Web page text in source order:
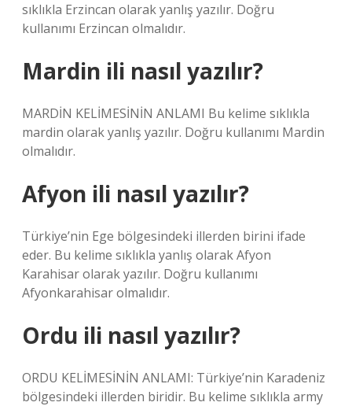
sıklıkla Erzincan olarak yanlış yazılır. Doğru
kullanımı Erzincan olmalıdır.
Mardin ili nasıl yazılır?
MARDİN KELİMESİNİN ANLAMI Bu kelime sıklıkla
mardin olarak yanlış yazılır. Doğru kullanımı Mardin
olmalıdır.
Afyon ili nasıl yazılır?
Türkiye’nin Ege bölgesindeki illerden birini ifade
eder. Bu kelime sıklıkla yanlış olarak Afyon
Karahisar olarak yazılır. Doğru kullanımı
Afyonkarahisar olmalıdır.
Ordu ili nasıl yazılır?
ORDU KELİMESİNİN ANLAMI: Türkiye’nin Karadeniz
bölgesindeki illerden biridir. Bu kelime sıklıkla army